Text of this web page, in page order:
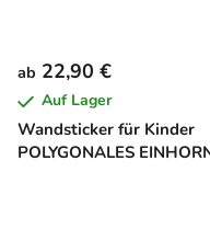
Wandsticker für Kinder
POLYGONALES
ab 22,90 €
Auf Lager